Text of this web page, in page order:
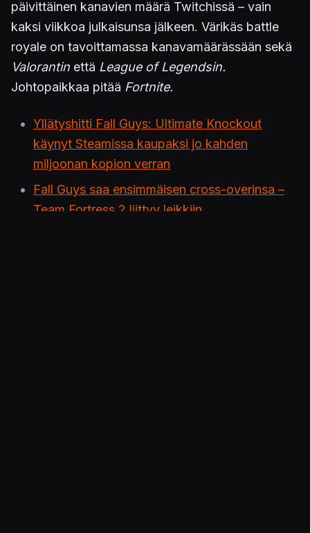
päivittäinen kanavien määrä Twitchissä – vain
kaksi viikkoa julkaisunsa jälkeen. Värikäs battle
royale on tavoittamassa kanavamäärässään sekä
Valorantin että League of Legendsin.
Johtopaikkaa pitää Fortnite.
Yllätyshitti Fall Guys: Ultimate Knockout
käynyt Steamissa kaupaksi jo kahden
miljoonan kopion verran
Fall Guys saa ensimmäisen cross-overinsa –
Team Fortress 2 liittyy leikkiin